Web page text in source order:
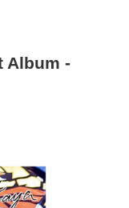
Album -